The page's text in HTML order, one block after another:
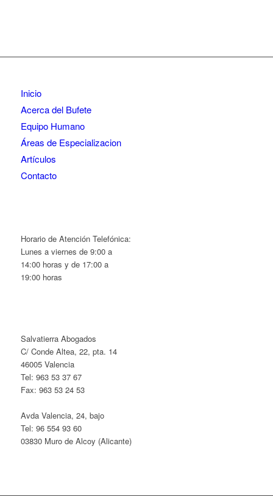
Inicio
Acerca del Bufete
Equipo Humano
Áreas de Especializacion
Artículos
Contacto
Horario de Atención Telefónica:
Lunes a viernes de 9:00 a
14:00 horas y de 17:00 a
19:00 horas
Salvatierra Abogados
C/ Conde Altea, 22, pta. 14
46005 Valencia
Tel: 963 53 37 67
Fax: 963 53 24 53
Avda Valencia, 24, bajo
Tel: 96 554 93 60
03830 Muro de Alcoy (Alicante)